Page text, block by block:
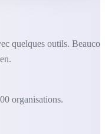
quelques outils.
organisations.